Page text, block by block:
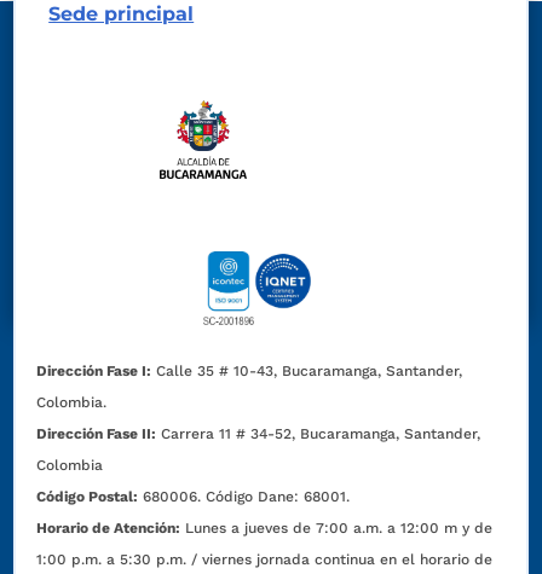
Sede principal
Dirección Fase I: Calle 35 # 10-43, Bucaramanga, Santander,
Colombia.
Dirección Fase II: Carrera 11 # 34-52, Bucaramanga, Santander,
Colombia
Código Postal: 680006. Código Dane: 68001.
Horario de Atención: Lunes a jueves de 7:00 a.m. a 12:00 m y de
1:00 p.m. a 5:30 p.m. / viernes jornada continua en el horario de